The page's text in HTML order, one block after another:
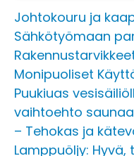
Johtokouru ja
Sähkötyömaan
Monipuoliset
Puukiuas
vaihtoehto
– Tehokas ja
Lamppuöljy: